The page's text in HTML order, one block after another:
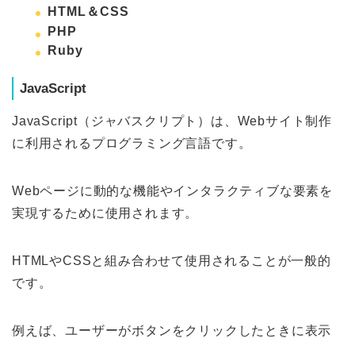
HTML＆CSS
PHP
Ruby
JavaScript
JavaScript（ジャバスクリプト）は、Webサイト制作
に利用されるプログラミング言語です。
Webページに動的な機能やインタラクティブな要素を
実現するために使用されます。
HTMLやCSSと組み合わせて使用されることが一般的
です。
例えば、ユーザーがボタンをクリックしたときに表示